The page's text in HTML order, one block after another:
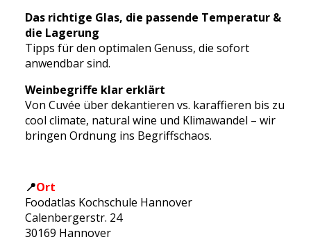
Das richtige Glas, die passende Temperatur &
die Lagerung
Tipps für den optimalen Genuss, die sofort
anwendbar sind.
Weinbegriffe klar erklärt
Von Cuvée über dekantieren vs. karaffieren bis zu
cool climate, natural wine und Klimawandel – wir
bringen Ordnung ins Begriffschaos.
📍Ort
Foodatlas Kochschule Hannover
Calenbergerstr. 24
30169 Hannover